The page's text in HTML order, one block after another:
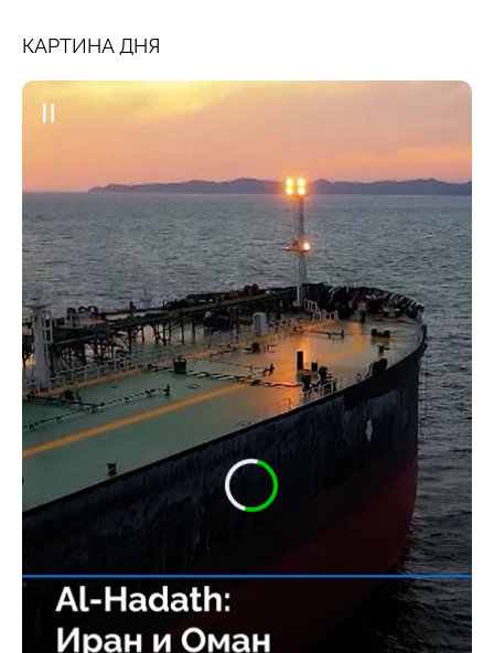
КАРТИНА ДНЯ